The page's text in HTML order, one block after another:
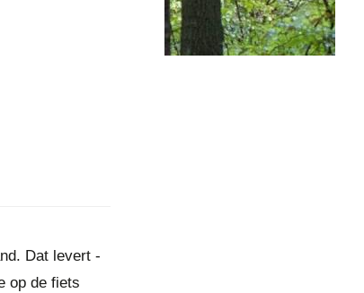
Dat levert -
op de fiets